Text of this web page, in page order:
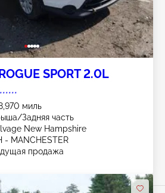
SPORT 2.0L
миль
Задняя часть
New Hampshire
- MANCHESTER
продажа